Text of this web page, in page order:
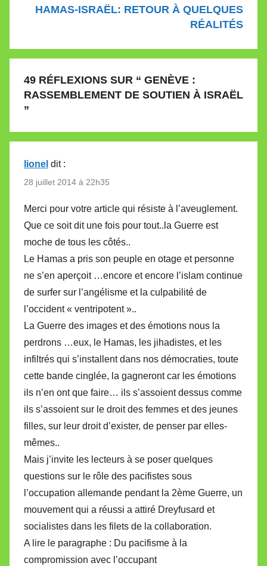
HAMAS-ISRAËL: RETOUR À QUELQUES
RÉALITÉS
49 RÉFLEXIONS SUR “ GENÈVE :
RASSEMBLEMENT DE SOUTIEN À ISRAËL
”
lionel dit :
28 juillet 2014 à 22h35
Merci pour votre article qui résiste à l’aveuglement.
Que ce soit dit une fois pour tout..la Guerre est
moche de tous les côtés..
Le Hamas a pris son peuple en otage et personne
ne s’en aperçoit …encore et encore l’islam continue
de surfer sur l’angélisme et la culpabilité de
l’occident « ventripotent »..
La Guerre des images et des émotions nous la
perdrons …eux, le Hamas, les jihadistes, et les
infiltrés qui s’installent dans nos démocraties, toute
cette bande cinglée, la gagneront car les émotions
ils n’en ont que faire… ils s’assoient dessus comme
ils s’assoient sur le droit des femmes et des jeunes
filles, sur leur droit d’exister, de penser par elles-
mêmes..
Mais j’invite les lecteurs à se poser quelques
questions sur le rôle des pacifistes sous
l’occupation allemande pendant la 2ème Guerre, un
mouvement qui a réussi a attiré Dreyfusard et
socialistes dans les filets de la collaboration.
A lire le paragraphe : Du pacifisme à la
compromission avec l’occupant